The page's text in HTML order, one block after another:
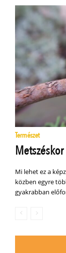
Természet
Mi lehet ez a
közben egyre
gyakrabban